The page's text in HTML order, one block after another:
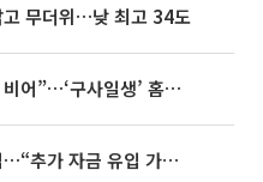
무더위…낮 최고 34도
“문 열었지만 매대는 아직 비어”…‘구사일생’ 홈플러스, 정상화 시험대[르포]
中 CXMT, MSCI지수 편입…“추가 자금 유입 가능성”